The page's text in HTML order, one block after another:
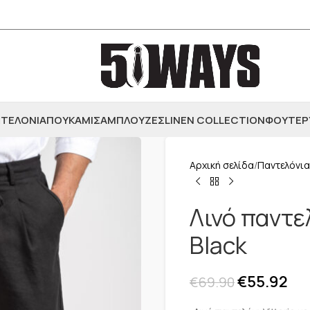
ΠΟΥΚΑΜΙΣΑΜΠΛΟΥΖΕΣLINEN COLLECTIONΦΟΥΤΕΡ
Αρχική σελίδα Παντελόνια
Λινό
Black
€69.90€55.92